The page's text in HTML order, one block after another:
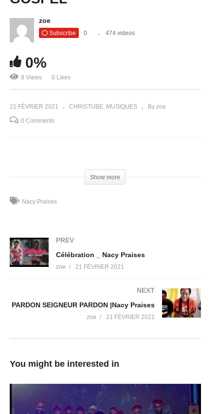
zoe
Subscribe 0 474 videos
0%
8 Views 0 Likes
21 FÉVRIER 2021 CHRISTUBE MUSIQUES By zoe
0 Comments
Show more
Nacy Praises
PREV
Célébration _ Nacy Praises
zoe 21 FÉVRIER 2021
NEXT
PARDON SEIGNEUR PARDON |Nacy Praises
zoe 21 FÉVRIER 2021
You might be interested in